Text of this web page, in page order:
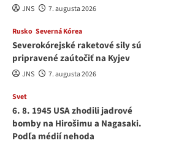
JNS 7. augusta 2026
Rusko Severná Kórea
Severokórejské raketové sily sú
pripravené zaútočiť na Kyjev
JNS 7. augusta 2026
Svet
6. 8. 1945 USA zhodili jadrové
bomby na Hirošimu a Nagasaki.
Podľa médií nehoda